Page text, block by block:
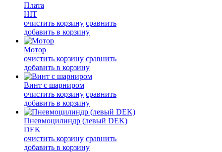
Плата
HIT
очистить корзину сравнить
добавить в корзину
Мотор
очистить корзину сравнить
добавить в корзину
Винт с шарниром
очистить корзину сравнить
добавить в корзину
Пневмоцилиндр (левый DEK)
DEK
очистить корзину сравнить
добавить в корзину